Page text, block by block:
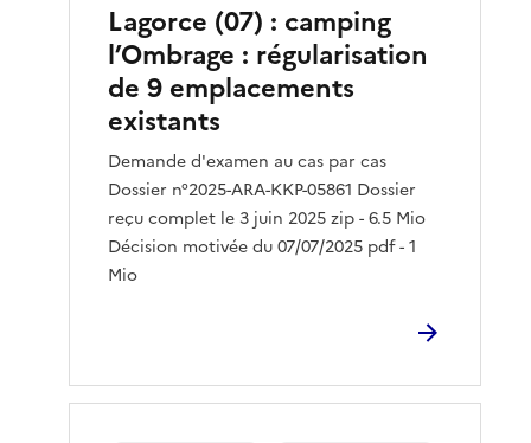
Lagorce (07) : camping
l’Ombrage : régularisation
de 9 emplacements
existants
Demande d'examen au cas par cas
Dossier n°2025-ARA-KKP-05861 Dossier
reçu complet le 3 juin 2025 zip - 6.5 Mio
Décision motivée du 07/07/2025 pdf - 1
Mio